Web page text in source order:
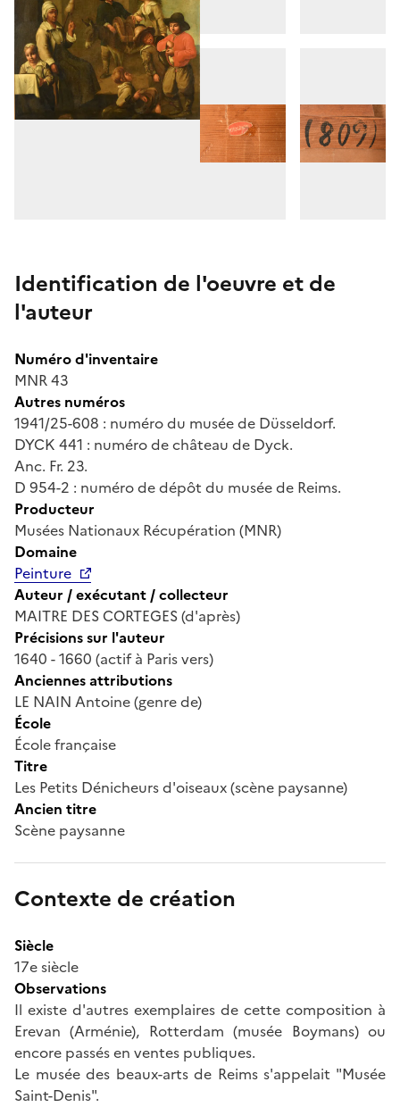
Identification de l'oeuvre et de
l'auteur
Numéro d'inventaire
MNR 43
Autres numéros
1941/25-608 : numéro du musée de Düsseldorf.
DYCK 441 : numéro de château de Dyck.
Anc. Fr. 23.
D 954-2 : numéro de dépôt du musée de Reims.
Producteur
Musées Nationaux Récupération (MNR)
Domaine
Peinture
Auteur / exécutant / collecteur
MAITRE DES CORTEGES (d'après)
Précisions sur l'auteur
1640 - 1660 (actif à Paris vers)
Anciennes attributions
LE NAIN Antoine (genre de)
École
École française
Titre
Les Petits Dénicheurs d'oiseaux (scène paysanne)
Ancien titre
Scène paysanne
Contexte de création
Siècle
17e siècle
Observations
Il existe d'autres exemplaires de cette composition à
Erevan (Arménie), Rotterdam (musée Boymans) ou
encore passés en ventes publiques.
Le musée des beaux-arts de Reims s'appelait "Musée
Saint-Denis".